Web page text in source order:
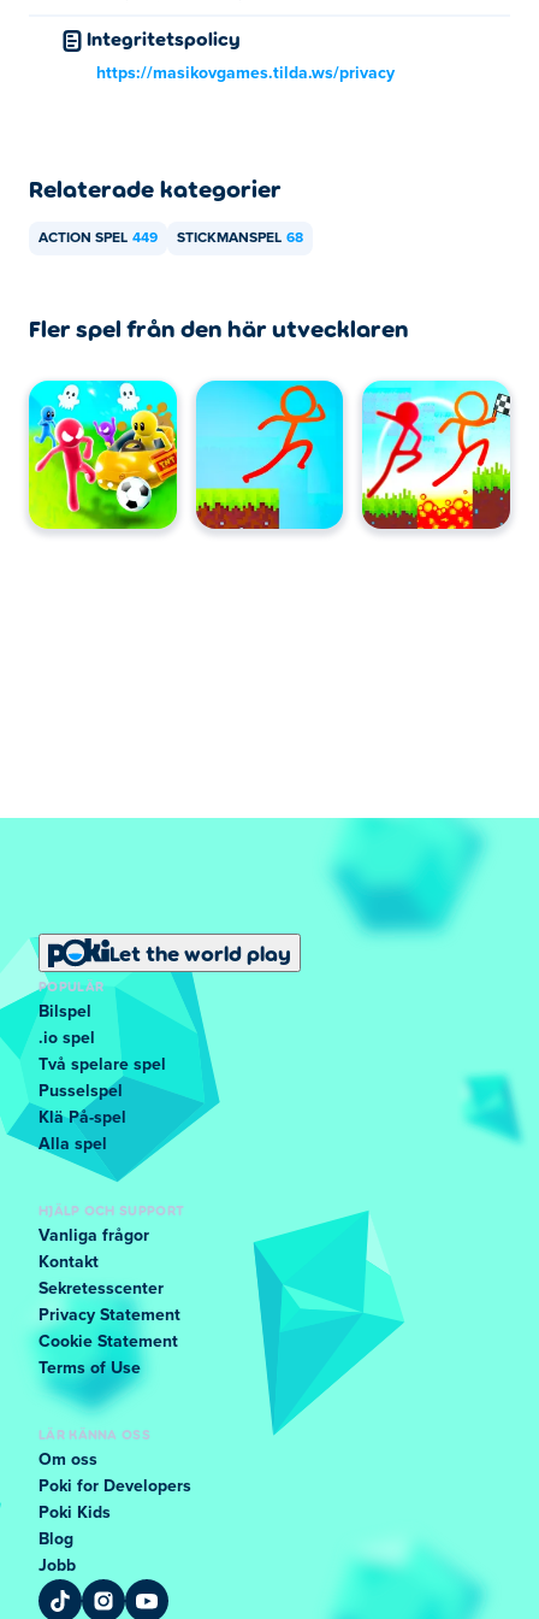
Stickman Archero Fight kan spelas på din dator och
mobila enheter som telefoner och surfplattor.
Integritetspolicy
https://masikovgames.tilda.ws/privacy
Relaterade kategorier
ACTION SPEL 449 STICKMANSPEL 68
Fler spel från den här utvecklaren
Let the world play
POPULÄR
Bilspel
.io spel
Två spelare spel
Pusselspel
Klä På-spel
Alla spel
HJÄLP OCH SUPPORT
Vanliga frågor
Kontakt
Sekretesscenter
Privacy Statement
Cookie Statement
Terms of Use
LÄR KÄNNA OSS
Om oss
Poki for Developers
Poki Kids
Blog
Jobb